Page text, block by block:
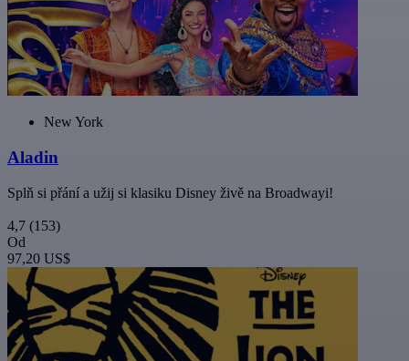
New York
Aladin
Splň si přání a užij si klasiku Disney živě na Broadwayi!
4,7 (153)
Od
97,20 US$